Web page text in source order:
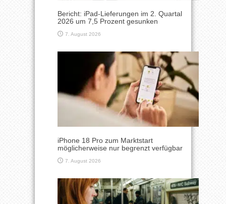
Bericht: iPad-Lieferungen im 2. Quartal
2026 um 7,5 Prozent gesunken
7. August 2026
iPhone 18 Pro zum Marktstart
möglicherweise nur begrenzt verfügbar
7. August 2026